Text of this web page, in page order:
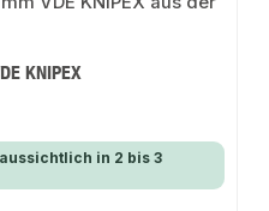
KNIPEX
in 2 bis 3